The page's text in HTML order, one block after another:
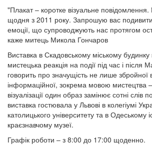
"Плакат – коротке візуальне
щодня з 2011 року. Запрошую вас
емоції, що супроводжують нас протягом
каже митець Микола Гончаров
Виставка в Скадовському міському будинку
мистецька реакція на події під час і після
говорить про значущість не лише збройної
інформаційної, зокрема мовою мистецтва
візуалізації один образ замінює сотні слів
виставка гостювала у Львові в колегіумі
католицького університету та в Одеському
краєзнавчому музеї.
Графік роботи – з 8:00 до 17:00 щоденно.